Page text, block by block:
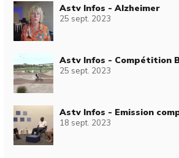
Astv Infos - Alzheimer
25 sept. 2023
Astv Infos - Compétition
25 sept. 2023
Astv Infos - Emission
18 sept. 2023